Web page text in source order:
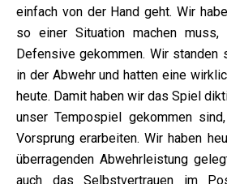
einfach von der Hand geht. Wir
so einer Situation machen
Defensive gekommen. Wir
in der Abwehr und hatten eine
heute. Damit haben wir das Spiel
unser Tempospiel gekommen
Vorsprung erarbeiten. Wir haben
überragenden Abwehrleistung
auch das Selbstvertrauen im